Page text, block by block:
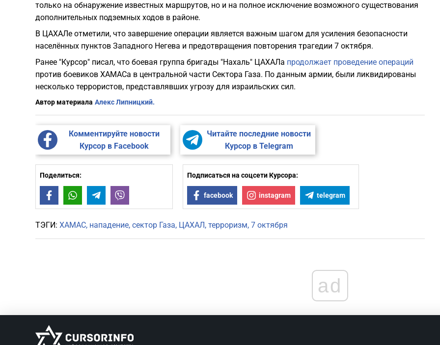
только на обнаружение известных маршрутов, но и на полное исключение возможного существования
дополнительных подземных ходов в районе.
В ЦАХАЛе отметили, что завершение операции является важным шагом для усиления безопасности
населённых пунктов Западного Негева и предотвращения повторения трагедии 7 октября.
Ранее "Курсор" писал, что боевая группа бригады "Нахаль" ЦАХАЛа продолжает проведение операций
против боевиков ХАМАСа в центральной части Сектора Газа. По данным армии, были ликвидированы
несколько террористов, представлявших угрозу для израильских сил.
Автор материала Алекс Липницкий.
Комментируйте новости
Курсор в Facebook
Читайте последние новости
Курсор в Telegram
Поделиться:
FacebookWhatsAppTelegram
Подписаться на соцсети Курсора:
facebook instagram telegram
ТЭГИ: ХАМАС нападение сектор Газа ЦАХАЛ терроризм 7 октября
ad